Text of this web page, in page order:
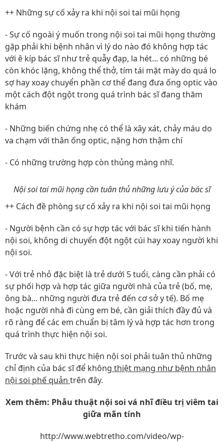
++ Những sự cố xảy ra khi nội soi tai mũi họng
- Sự cố ngoài ý muốn trong nội soi tai mũi họng thường
gặp phải khi bệnh nhân vì lý do nào đó không hợp tác
với ê kíp bác sĩ như trẻ quẫy đạp, la hét... có những bé
còn khóc lặng, không thể thở, tím tái mặt mày do quá lo
sợ hay xoay chuyển phần cơ thể đang đưa ống optic vào
một cách đột ngột trong quá trình bác sĩ đang thăm
khám
- Những biến chứng nhẹ có thể là xây xát, chảy máu do
va chạm với thân ống optic, nặng hơn thậm chí
- Có những trường hợp còn thủng màng nhĩ.
Nội soi tai mũi họng cần tuân thủ những lưu ý của bác sĩ
++ Cách đề phòng sự cố xảy ra khi nội soi tai mũi họng
- Người bệnh cần có sự hợp tác với bác sĩ khi tiến hành
nội soi, không di chuyển đột ngột cúi hay xoay người khi
nội soi.
- Với trẻ nhỏ đặc biệt là trẻ dưới 5 tuổi, càng cần phải có
sự phối hợp và hợp tác giữa người nhà của trẻ (bố, mẹ,
ông bà... những người đưa trẻ đến cơ sở y tế). Bố mẹ
hoặc người nhà đi cùng em bé, cần giải thích đầy đủ và
rõ ràng để các em chuẩn bị tâm lý và hợp tác hơn trong
quá trình thực hiện nội soi.
Trước và sau khi thực hiện nội soi phải tuân thủ những
chỉ định của bác sĩ để không thiệt mạng như bệnh nhân
nội soi phế quản trên đây.
Xem thêm: Phẫu thuật nội soi vá nhĩ điều trị viêm tai
giữa mãn tính
http://www.webtretho.com/video/wp-